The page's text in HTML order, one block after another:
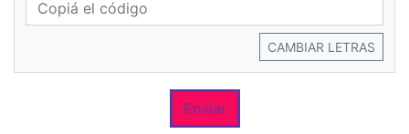
CAMBIAR LETRAS